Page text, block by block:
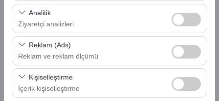
Bu çerezler sitenin doğru şekilde çalışması, güvenlik,
oturum yönetimi ve temel işlevler için gereklidir. Devre
dışı bırakılamaz.
Analitik
Ziyaretçi analizleri
Bu çerezler, sitemizin nasıl kullanıldığını (ziyaretçi sayısı,
en çok ziyaret edilen sayfalar, kullanıcı davranışları)
analiz etmemizi sağlar. Bu veriler, web sitesi
performansını ölçmek ve kullanıcı deneyimini sürekli
iyileştirmek için kullanılır.
Reklam (Ads)
Reklam ve reklam ölçümü
Bu çerezler, size ilgi alanlarınıza uygun kişiselleştirilmiş
reklamlar göstermemize ve reklam kampanyalarımızın
etkinliğini (gösterim sayısı, tıklama oranı) ölçmemize
Kişiselleştirme
İçerik kişiselleştirme
RENAULT SYMBOL-CDMR
FİAT EGEA- CDMR
PEUGEOT 301 -CDMD
FİAT EGEA - CDMD
DACİA DUSTER - IFMR
RENAULT CLİO 5
FİAT EGEA HB